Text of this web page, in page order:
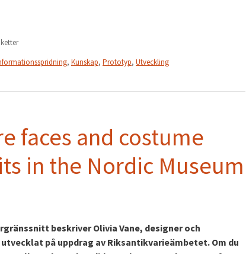
, Kunskap, Prototyp, Utveckling
faces and costume
in the Nordic Museum
beskriver Olivia Vane, designer och
på uppdrag av Riksantikvarieämbetet. Om du